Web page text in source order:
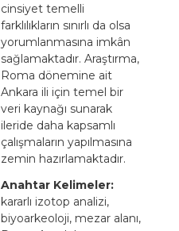
cinsiyet temelli
farklılıkların sınırlı da olsa
yorumlanmasına imkân
sağlamaktadır. Araştırma,
Roma dönemine ait
Ankara ili için temel bir
veri kaynağı sunarak
ileride daha kapsamlı
çalışmaların yapılmasına
zemin hazırlamaktadır.
Anahtar Kelimeler:
kararlı izotop analizi,
biyoarkeoloji, mezar alanı,